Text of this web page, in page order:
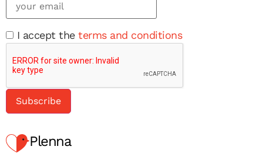
I accept the terms and conditions
Plenna